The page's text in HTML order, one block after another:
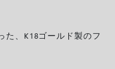
た、K18ゴールド製のフ